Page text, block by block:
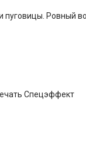
Ровный
Спецэффект